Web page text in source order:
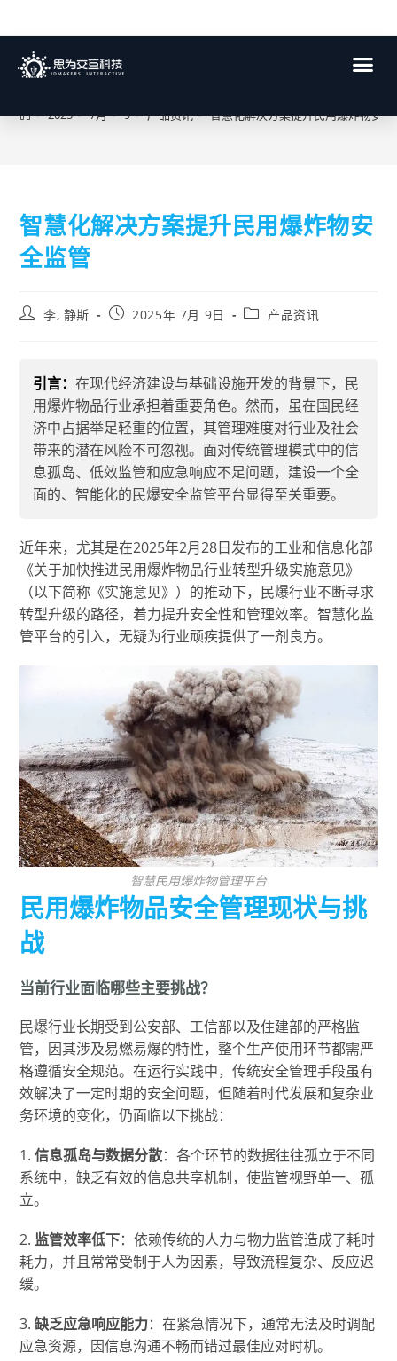
博客
> 2025 > 7月 > 9 > 产品资讯 > 智慧化解决方案提升民用爆炸物安
智慧化解决方案提升民用爆炸物安
全监管
李, 静斯 2025年 7月 9日 产品资讯
引言：在现代经济建设与基础设施开发的背景下，民
用爆炸物品行业承担着重要角色。然而，虽在国民经
济中占据举足轻重的位置，其管理难度对行业及社会
带来的潜在风险不可忽视。面对传统管理模式中的信
息孤岛、低效监管和应急响应不足问题，建设一个全
面的、智能化的民爆安全监管平台显得至关重要。
近年来，尤其是在2025年2月28日发布的工业和信息化部
《关于加快推进民用爆炸物品行业转型升级实施意见》
（以下简称《实施意见》）的推动下，民爆行业不断寻求
转型升级的路径，着力提升安全性和管理效率。智慧化监
管平台的引入，无疑为行业顽疾提供了一剂良方。
智慧民用爆炸物管理平台
民用爆炸物品安全管理现状与挑
战
当前行业面临哪些主要挑战？
民爆行业长期受到公安部、工信部以及住建部的严格监
管，因其涉及易燃易爆的特性，整个生产使用环节都需严
格遵循安全规范。在运行实践中，传统安全管理手段虽有
效解决了一定时期的安全问题，但随着时代发展和复杂业
务环境的变化，仍面临以下挑战：
1.信息孤岛与数据分散：各个环节的数据往往孤立于不同
系统中，缺乏有效的信息共享机制，使监管视野单一、孤
立。
2.监管效率低下：依赖传统的人力与物力监管造成了耗时
耗力，并且常常受制于人为因素，导致流程复杂、反应迟
缓。
3.缺乏应急响应能力：在紧急情况下，通常无法及时调配
应急资源，因信息沟通不畅而错过最佳应对时机。